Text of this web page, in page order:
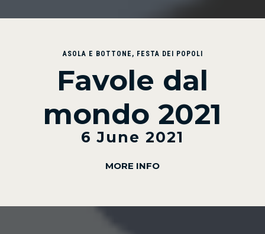
ASOLA E BOTTONE , FESTA DEI POPOLI
Favole dal
mondo 2021
6 June 2021
MORE INFO